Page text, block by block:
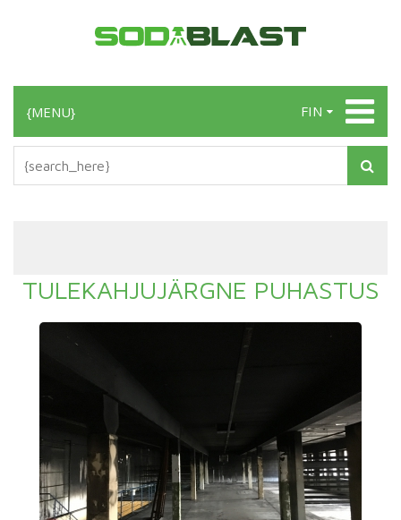
FIN
{MENU}
TULEKAHJUJÄRGNE PUHASTUS